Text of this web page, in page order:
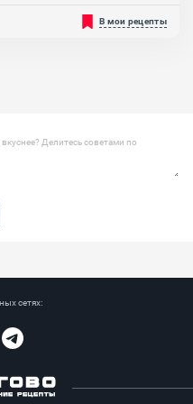
из свиной головы и
застывало благодаря
питания, достаточно
В мои рецепты
сетях: